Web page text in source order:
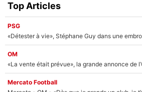
Top Articles
PSG
«Détester à vie», Stéphane Guy dans une
OM
«La vente était prévue», la grande annonce de
Mercato Football